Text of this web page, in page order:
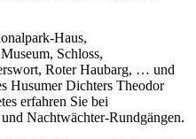
Haus,
Schloss,
Roter Haubarg, … und
Husumer Dichters Theodor
erfahren Sie bei
Nachtwächter-Rundgängen.